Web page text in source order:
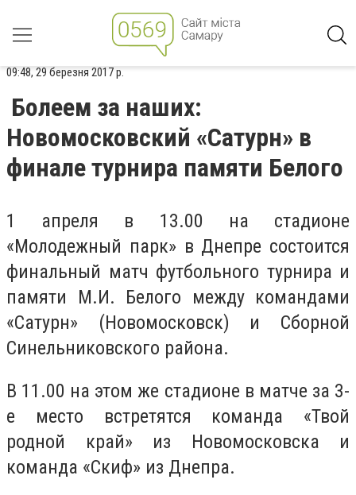
09:48, 29 березня 2017 р.
Болеем за наших:
Новомосковский «Сатурн» в
финале турнира памяти Белого
1 апреля в 13.00 на стадионе
«Молодежный парк» в Днепре состоится
финальный матч футбольного турнира и
памяти М.И. Белого между командами
«Сатурн» (Новомосковск) и Сборной
Синельниковского района.
В 11.00 на этом же стадионе в матче за 3-
е место встретятся команда «Твой
родной край» из Новомосковска и
команда «Скиф» из Днепра.